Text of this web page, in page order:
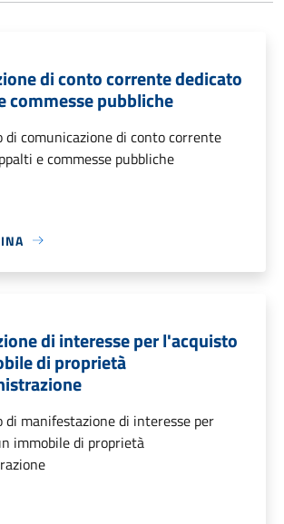
di conto corrente dedicato
commesse pubbliche
di comunicazione di conto corrente
e commesse pubbliche
di interesse per l'acquisto
di proprietà
di manifestazione di interesse per
immobile di proprietà